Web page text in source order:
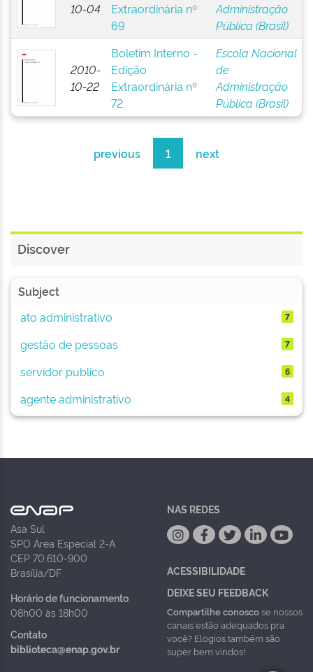
10-04
Extraordinária nº
69
Administração
Pública (Brasil)
2010-
10-22
Boletim Interno -
Edição
Extraordinária nº
72
Escola Nacional
de
Administração
Pública (Brasil)
previous 1 next
Discover
Subject
ato administrativo
7
gestão de pessoas 7
servidor publico 6
agente administrativo 4
Asa Sul
SPO Área Especial 2-A
CEP 70.610-900
Brasília/DF
Horário de funcionamento
08h00 às 18h00
Contato
biblioteca@enap.gov.br
NAS REDES
ACESSIBILIDADE
DEIXE SEU FEEDBACK
Compartilhe conoscose nossos
canais estão adequados pra
você? Elogios também são
super bem vindos!